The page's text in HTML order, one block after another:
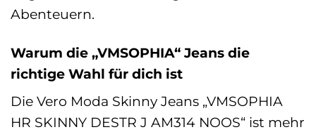
Abenteuern.
Warum die „VMSOPHIA“ Jeans die
richtige Wahl für dich ist
Die Vero Moda Skinny Jeans „VMSOPHIA
HR SKINNY DESTR J AM314 NOOS“ ist mehr